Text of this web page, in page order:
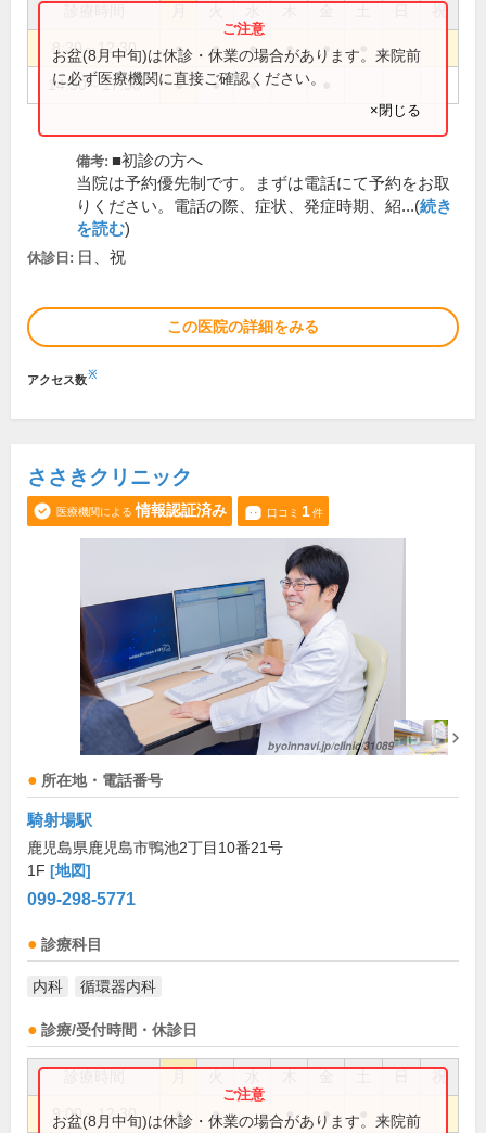
祝
8:30～12:30 ● ● ● ● ●
14:30～17:30 ● ● ●
お盆(8月中旬)は休診・休業の場合があります。来院前
に必ず医療機関に直接ご確認ください。
×閉じる
備考: ■初診の方へ
当院は予約優先制です。まずは電話にて予約をお取
りください。電話の際、症状、発症時期、紹...(続き
を読む)
休診日: 日、祝
この医院の詳細をみる
アクセス数※
ささきクリニック
医療機関による 情報認証済み 口コミ 1件
所在地・電話番号
騎射場駅
鹿児島県鹿児島市鴨池2丁目10番21号
1F [地図]
099-298-5771
診療科目
内科 循環器内科
診療/受付時間・休診日
祝
9:00～12:30 ● ● ● ●
お盆(8月中旬)は休診・休業の場合があります。来院前